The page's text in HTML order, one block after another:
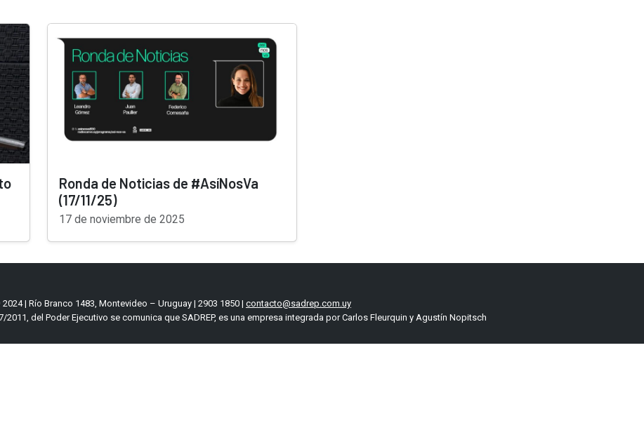
Ronda de Noticias de #AsíNosVa
(17/11/25)
17 de noviembre de 2025
| Río Branco 1483, Montevideo – Uruguay | 2903 1850 | contacto@sadrep.com.uy
2011, del Poder Ejecutivo se comunica que SADREP, es una empresa integrada por Carlos Fleurquin y Agustín Nopitsch